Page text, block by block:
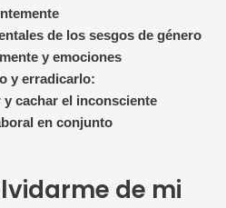
de los sesgos de género
y emociones
y erradicarlo:
cachar el inconsciente
en conjunto
de mi